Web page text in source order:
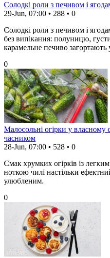
Солодкі роли з печивом і
29-Jun, 07:00 • 288 • 0
Солодкі роли з печивом і
без випікання: полуницю,
карамельне печиво загортають
0
Малосольні огірки у
часником
28-Jun, 07:00 • 528 • 0
Смак хрумких огірків із
ноткою чилі настільки
улюбленим.
0